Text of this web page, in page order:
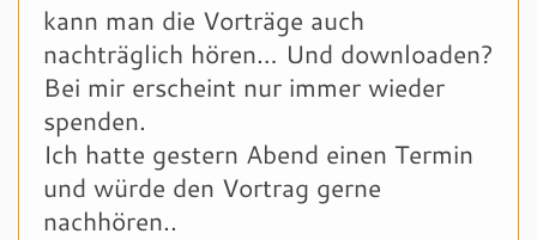
kann man die Vorträge auch
nachträglich hören… Und downloaden?
Bei mir erscheint nur immer wieder
spenden.
Ich hatte gestern Abend einen Termin
und würde den Vortrag gerne
nachhören..